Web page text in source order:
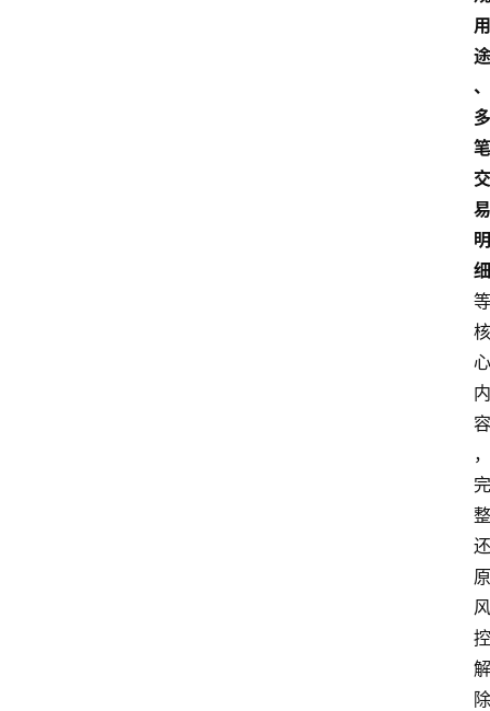
用
途
、
多
笔
交
易
明
细
等
核
心
内
容
，
完
整
还
原
风
控
解
除